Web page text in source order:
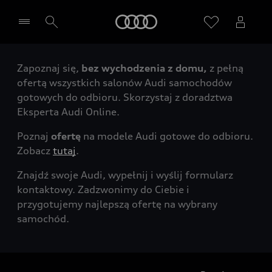
Wybierz Twojego Partnera Audi
Zapoznaj się, bez wychodzenia z domu, z pełną
ofertą wszystkich salonów Audi samochodów
gotowych do odbioru. Skorzystaj z doradztwa
Eksperta Audi Online.
Poznaj ofertę na modele Audi gotowe do odbioru.
Zobacz tutaj.
Znajdź swoje Audi, wypełnij i wyślij formularz
kontaktowy. Zadzwonimy do Ciebie i
przygotujemy najlepszą ofertę na wybrany
samochód.